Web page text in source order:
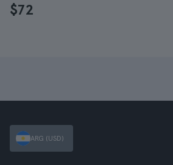
$72
ARG (USD)